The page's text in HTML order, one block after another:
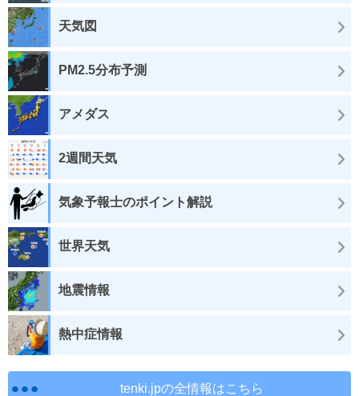
天気図
PM2.5分布予測
アメダス
2週間天気
気象予報士のポイント解説
世界天気
地震情報
熱中症情報
tenki.jpの全情報はこちら